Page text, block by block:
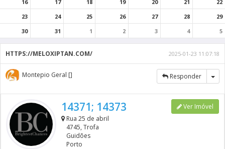
16
17 18 19 20 21
22
23
24 25 26 27 28
29
30
31 1 2 3 4 5
HTTPS://MELOXIPTAN.COM/ 2025-01-23 11:07:18
Montepio Geral [] Responder
14371; 14373
Rua 25 de abril
4745, Trofa
Guidões
Porto
Ver Imóvel